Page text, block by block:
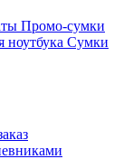
Промо-сумки
ноутбука Сумки